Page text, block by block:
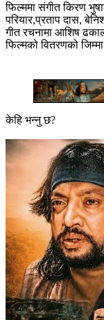
फिल्ममा संगीत किरण
परियार,प्रताप दास,
गीत रचनामा आशिष
फिल्मको वितरणको
केहि भन्नु छ?